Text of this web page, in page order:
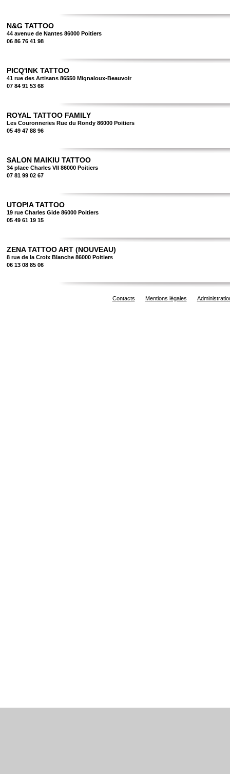
N&G TATTOO
44 avenue de Nantes 86000 Poitiers
06 86 76 41 98
PICQ'INK TATTOO
41 rue des Artisans 86550 Mignaloux-Beauvoir
07 84 91 53 68
ROYAL TATTOO FAMILY
Les Couronneries Rue du Rondy 86000 Poitiers
05 49 47 88 96
SALON MAIKIU TATTOO
34 place Charles VII 86000 Poitiers
07 81 99 02 67
UTOPIA TATTOO
19 rue Charles Gide 86000 Poitiers
05 49 61 19 15
ZENA TATTOO ART (NOUVEAU)
8 rue de la Croix Blanche 86000 Poitiers
06 13 08 85 06
Contacts Mentions légales